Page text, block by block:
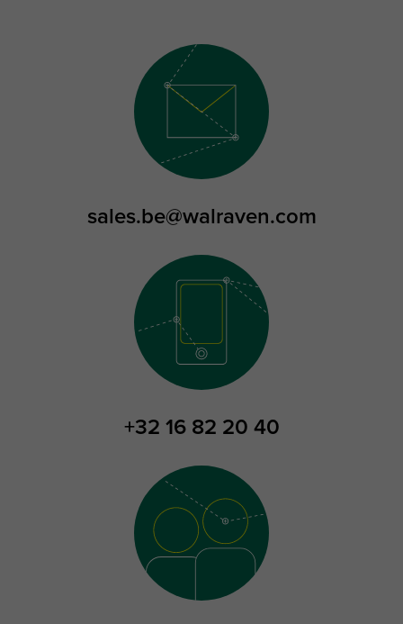
sales.be@walraven.com
+32 16 82 20 40